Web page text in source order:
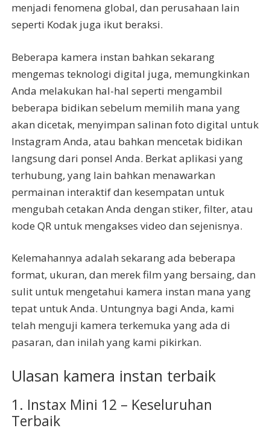
menjadi fenomena global, dan perusahaan lain
seperti Kodak juga ikut beraksi.
Beberapa kamera instan bahkan sekarang
mengemas teknologi digital juga, memungkinkan
Anda melakukan hal-hal seperti mengambil
beberapa bidikan sebelum memilih mana yang
akan dicetak, menyimpan salinan foto digital untuk
Instagram Anda, atau bahkan mencetak bidikan
langsung dari ponsel Anda. Berkat aplikasi yang
terhubung, yang lain bahkan menawarkan
permainan interaktif dan kesempatan untuk
mengubah cetakan Anda dengan stiker, filter, atau
kode QR untuk mengakses video dan sejenisnya.
Kelemahannya adalah sekarang ada beberapa
format, ukuran, dan merek film yang bersaing, dan
sulit untuk mengetahui kamera instan mana yang
tepat untuk Anda. Untungnya bagi Anda, kami
telah menguji kamera terkemuka yang ada di
pasaran, dan inilah yang kami pikirkan.
Ulasan kamera instan terbaik
1. Instax Mini 12 – Keseluruhan
Terbaik